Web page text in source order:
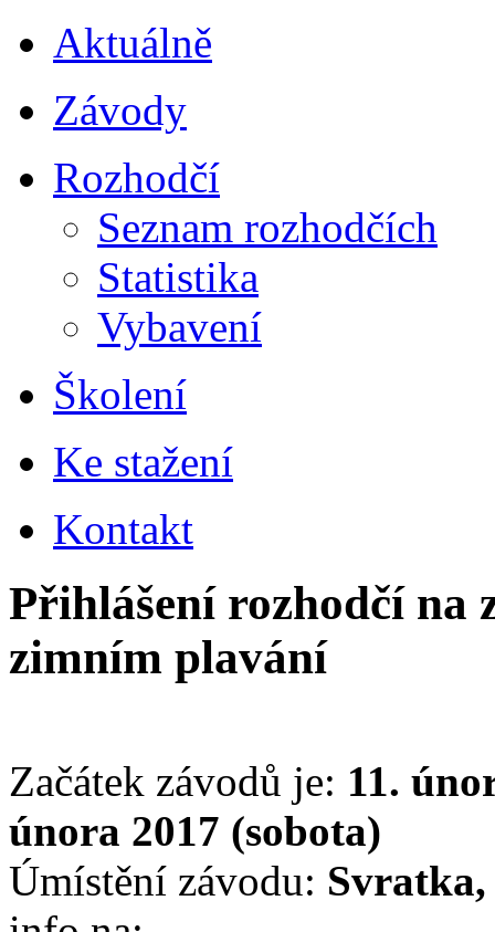
Aktuálně
Závody
Rozhodčí
Seznam rozhodčích
Statistika
Vybavení
Školení
Ke stažení
Kontakt
Přihlášení rozhodčí na
zimním plavání
Začátek závodů je: 11.
února 2017 (sobota)
Úmístění závodu: